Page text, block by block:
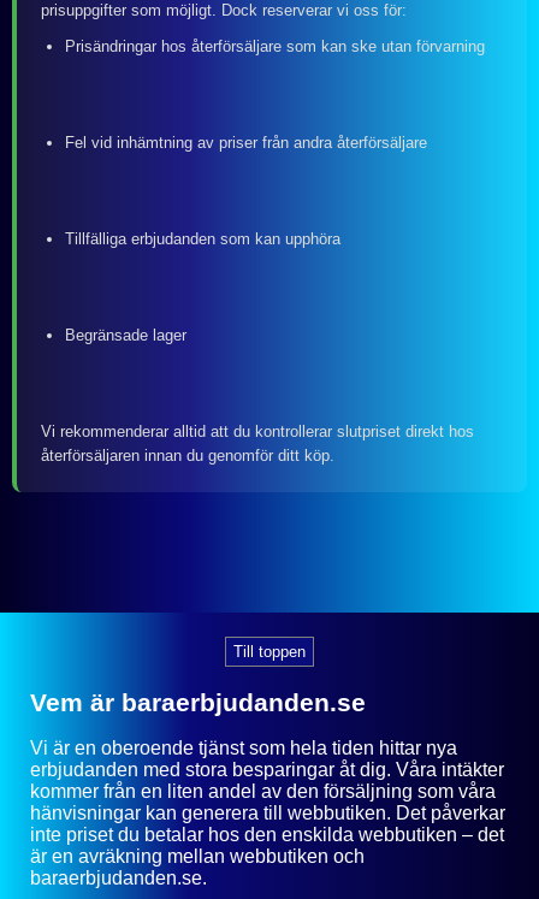
prisuppgifter som möjligt. Dock reserverar vi oss för:
Prisändringar hos återförsäljare som kan ske utan förvarning
Fel vid inhämtning av priser från andra återförsäljare
Tillfälliga erbjudanden som kan upphöra
Begränsade lager
Vi rekommenderar alltid att du kontrollerar slutpriset direkt hos
återförsäljaren innan du genomför ditt köp.
Till toppen
Vem är baraerbjudanden.se
Vi är en oberoende tjänst som hela tiden hittar nya
erbjudanden med stora besparingar åt dig. Våra intäkter
kommer från en liten andel av den försäljning som våra
hänvisningar kan generera till webbutiken. Det påverkar
inte priset du betalar hos den enskilda webbutiken – det
är en avräkning mellan webbutiken och
baraerbjudanden.se.